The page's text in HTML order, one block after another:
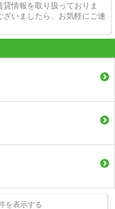
情報を取り扱っておりま
いましたら、お気軽にご連
を表示する